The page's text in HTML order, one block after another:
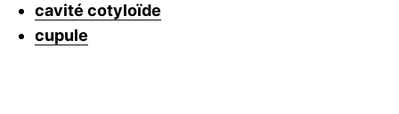
cavité cotyloïde
cupule